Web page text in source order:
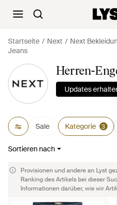
Startseite Next Next
Jeans
Herren-
Updates
Sale Kategorie 3
Sortieren nach
Provisionen und andere an Lyst
Ranking des Artikels bei dieser
Informationen darüber, wie wir